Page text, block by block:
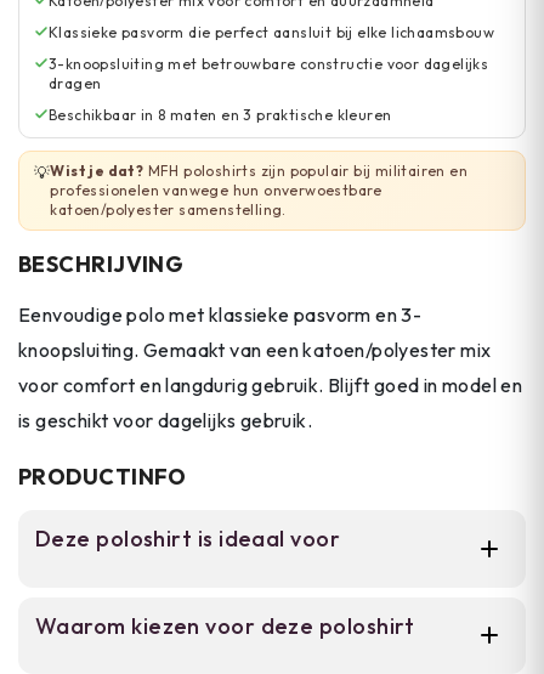
Klassieke pasvorm die perfect aansluit bij elke lichaamsbouw
3-knoopsluiting met betrouwbare constructie voor dagelijks
dragen
Beschikbaar in 8 maten en 3 praktische kleuren
💡Wist je dat? MFH poloshirts zijn populair bij militairen en
professionelen vanwege hun onverwoestbare
katoen/polyester samenstelling.
BESCHRIJVING
Eenvoudige polo met klassieke pasvorm en 3-
knoopsluiting. Gemaakt van een katoen/polyester mix
voor comfort en langdurig gebruik. Blijft goed in model en
is geschikt voor dagelijks gebruik.
PRODUCTINFO
Deze poloshirt is ideaal voor
zoeken voor dagelijks dragen. Geschikt voor
Waarom kiezen voor deze poloshirt